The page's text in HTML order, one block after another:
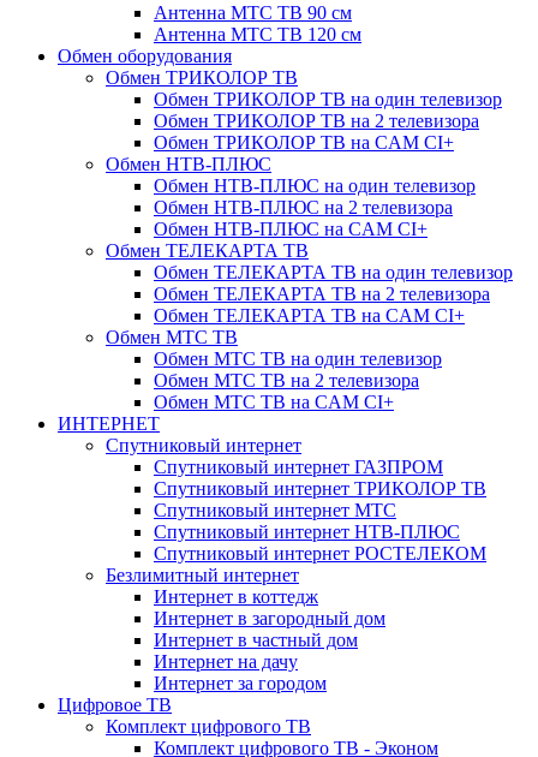
Антенна МТС ТВ 90 см
Антенна МТС ТВ 120 см
Обмен оборудования
Обмен ТРИКОЛОР ТВ
Обмен ТРИКОЛОР ТВ на один телевизор
Обмен ТРИКОЛОР ТВ на 2 телевизора
Обмен ТРИКОЛОР ТВ на CAM CI+
Обмен НТВ-ПЛЮС
Обмен НТВ-ПЛЮС на один телевизор
Обмен НТВ-ПЛЮС на 2 телевизора
Обмен НТВ-ПЛЮС на CAM CI+
Обмен ТЕЛЕКАРТА ТВ
Обмен ТЕЛЕКАРТА ТВ на один телевизор
Обмен ТЕЛЕКАРТА ТВ на 2 телевизора
Обмен ТЕЛЕКАРТА ТВ на CAM CI+
Обмен МТС ТВ
Обмен МТС ТВ на один телевизор
Обмен МТС ТВ на 2 телевизора
Обмен МТС ТВ на CAM CI+
ИНТЕРНЕТ
Спутниковый интернет
Спутниковый интернет ГАЗПРОМ
Спутниковый интернет ТРИКОЛОР ТВ
Спутниковый интернет МТС
Спутниковый интернет НТВ-ПЛЮС
Спутниковый интернет РОСТЕЛЕКОМ
Безлимитный интернет
Интернет в коттедж
Интернет в загородный дом
Интернет в частный дом
Интернет на дачу
Интернет за городом
Цифровое ТВ
Комплект цифрового ТВ
Комплект цифрового ТВ - Эконом